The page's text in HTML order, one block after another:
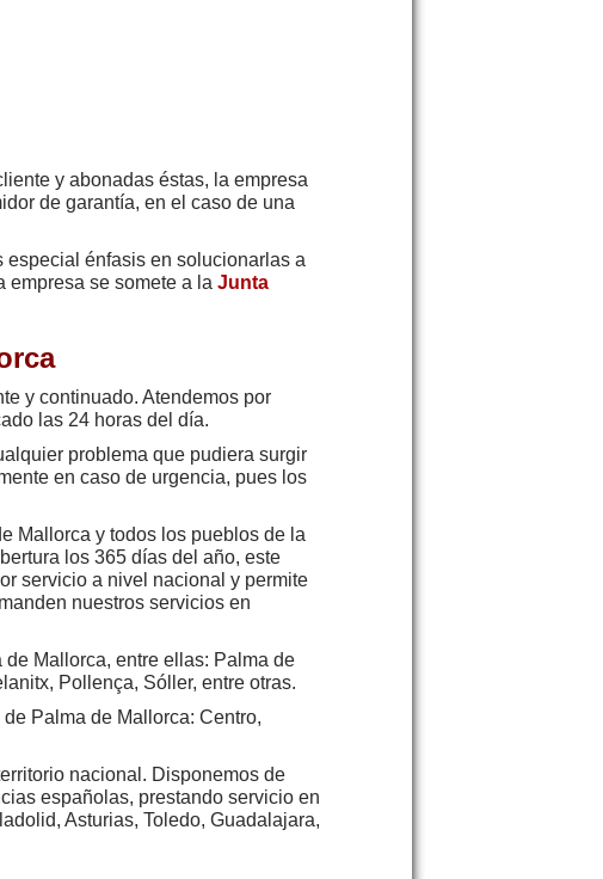
y abonadas éstas, la empresa
de garantía, en el caso de una
énfasis en solucionarlas a
empresa se somete a la Junta
y continuado. Atendemos por
las 24 horas del día.
problema que pudiera surgir
en caso de urgencia, pues los
Mallorca y todos los pueblos de la
los 365 días del año, este
servicio a nivel nacional y permite
nuestros servicios en
Mallorca, entre ellas: Palma de
Pollença, Sóller, entre otras.
Palma de Mallorca: Centro,
nacional. Disponemos de
españolas, prestando servicio en
Asturias, Toledo, Guadalajara,